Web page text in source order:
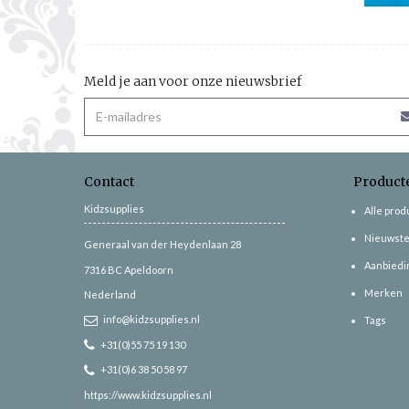
Meld je aan voor onze nieuwsbrief
Contact
Kidzsupplies
Generaal van der Heydenlaan 28
7316 BC Apeldoorn
Nederland
info@kidzsupplies.nl
+31(0)55 75 19 130
+31(0)6 38 50 58 97
https://www.kidzsupplies.nl
Alle
Merken
Tags